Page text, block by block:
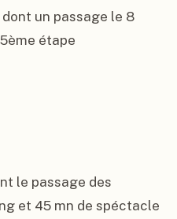
un passage le 8
étape
le passage des
et 45 mn de spéctacle